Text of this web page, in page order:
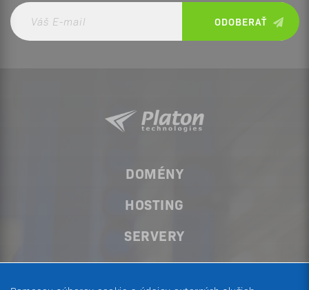
DOMÉNY
HOSTING
SERVERY
PRODUKTY